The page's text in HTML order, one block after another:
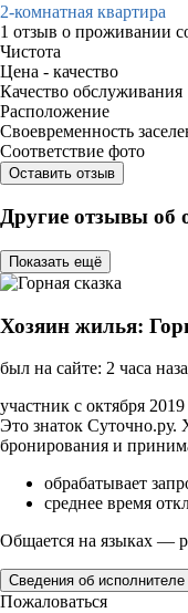
2-комнатная квартира
1 отзыв о проживании
Чистота
Цена - качество
Качество обслуживания
Расположение
Своевременность
Соответствие фото
Оставить отзыв
Другие отзывы об
Показать ещё
Хозяин жилья:
был на сайте: 2 часа
участник с октября 2019
Это знаток Суточно.ру.
бронирования и
обрабатывает
среднее время
Общается на языках —
Сведения об исполнителе
Пожаловаться